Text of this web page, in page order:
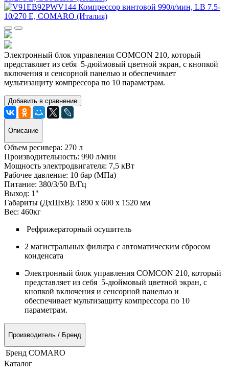
Электронный блок управления COMCON 210, который
представляет из себя 5-дюймовый цветной экран, с кнопкой
включения и сенсорной панелью и обеспечивает
мультизащиту компрессора по 10 параметрам.
Добавить в сравнение
Описание
Объем ресивера: 270 л
Производительность: 990 л/мин
Мощность электродвигателя: 7,5 кВт
Рабочее давление: 10 бар (МПа)
Питание: 380/3/50 В/Гц
Выход: 1"
Габариты (ДхШхВ): 1890 x 600 x 1520 мм
Вес: 460кг
Рефрижераторный осушитель
2 магистральных фильтра с автоматическим сбросом
конденсата
Электронный блок управления COMCON 210, который
представляет из себя 5-дюймовый цветной экран, с
кнопкой включения и сенсорной панелью и
обеспечивает мультизащиту компрессора по 10
параметрам.
Производитель / Бренд
Бренд COMARO
Каталог